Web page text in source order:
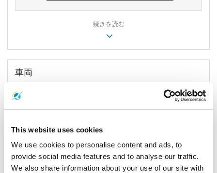
This website uses cookies
We use cookies to personalise content and ads, to
provide social media features and to analyse our traffic.
We also share information about your use of our site with
サラダン村の土産物店を探索すると、美しい品物
場で有名です。それはビーチだけではありません。活気に満ち
秘密と壮麗さへの入口です。この活気あるピアは、単なる入口
ではなく、コランタの本質すべてを内包しています。
続きを読む
車両